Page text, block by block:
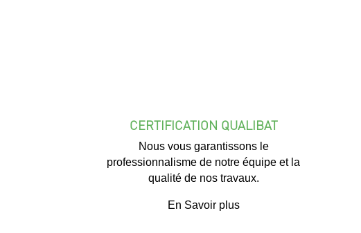
CERTIFICATION QUALIBAT
Nous vous garantissons le
professionnalisme de notre équipe et la
qualité de nos travaux.
En Savoir plus